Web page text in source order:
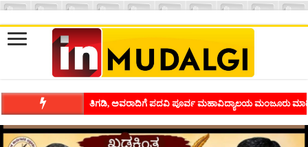
ಶಿವಾಪುರದಲ್ಲಿ ಕವಿಗೋಷ್ಠಿಯ ಸಂಭ್ರಮ ಭಾವನೆಗಳನ್ನು ಕಟ್ಟಿಕೊಡುವ